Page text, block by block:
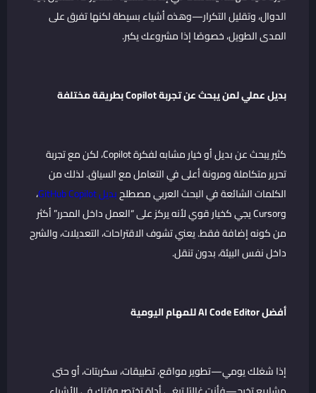
الدوال، وتقليل التكرار—وهذه أشياء بسيطة لكنها تفرق على
المدى الطويل، خصوصًا إذا مشروعك يكبر.
بديل عملي لمن يبحث عن تجربة Copilot بطريقة مختلفة
كثير يبحث عن بديل أو خيار مشابه لفكرة Copilot، لكن مع تجربة
تحرير متكاملة ومرونة أعلى في التعامل مع السياق. لذلك من
الكلمات الشائعة في البحث العربي مصطلحبديل GitHub Copilot
،
وCursor يجي كخيار قوي لأنه يركز على “العمل داخل المحرر” أكثر
من كونه إضافة فقط. يعني تشوف الاقتراحات، التعديلات، والشرح
داخل نفس البيئة، بدون تنقل.
أفضل AI Code Editor للمهام اليومية
إذا شغلك يومي—تطوير مواقع، تطبيقات، سكربتات، أو حتى